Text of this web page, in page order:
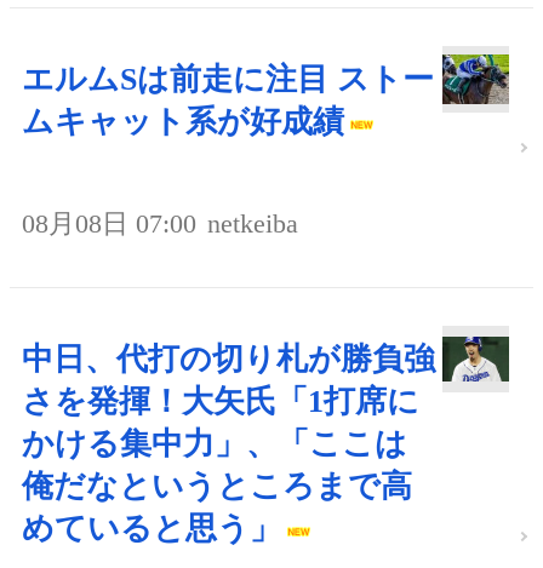
エルムSは前走に注目 ストー
ムキャット系が好成績
08月08日 07:00 netkeiba
中日、代打の切り札が勝負強
さを発揮！大矢氏「1打席に
かける集中力」、「ここは
俺だなというところまで高
めていると思う」